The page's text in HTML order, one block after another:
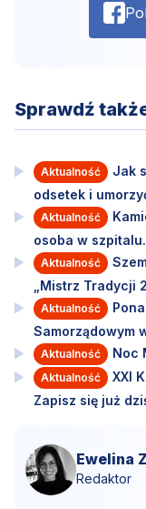
Sprawdź
Aktualność
Jak
odsetek i
Aktualność
osoba w szpitalu.
Aktualność
„Mistrz Tradycji
Aktualność
Samorządowym
Aktualność Noc
Aktualność
XXI
Zapisz się już
Ewelina
Redaktor